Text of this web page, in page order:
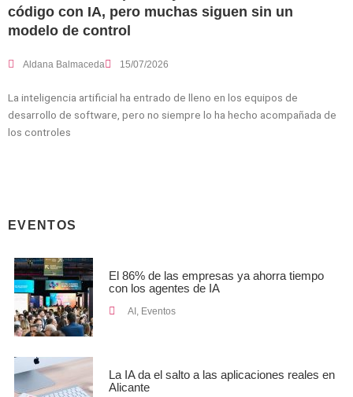
código con IA, pero muchas siguen sin un
modelo de control
Aldana Balmaceda 15/07/2026
La inteligencia artificial ha entrado de lleno en los equipos de
desarrollo de software, pero no siempre lo ha hecho acompañada de
los controles
EVENTOS
El 86% de las empresas ya ahorra tiempo
con los agentes de IA
AI, Eventos
La IA da el salto a las aplicaciones reales en
Alicante